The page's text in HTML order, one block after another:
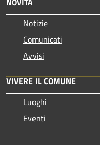
Notizie
Comunicati
Avvisi
VIVERE IL COMUNE
Luoghi
Eventi